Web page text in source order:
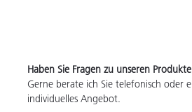
Haben Sie Fragen zu unseren
Gerne berate ich Sie telefonisch oder
individuelles Angebot.